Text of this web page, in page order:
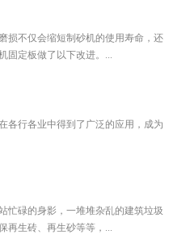
损不仅会缩短制砂机的使用寿命，还
固定板做了以下改进。...
各行各业中得到了广泛的应用，成为
忙碌的身影，一堆堆杂乱的建筑垃圾
再生砖、再生砂等等，...